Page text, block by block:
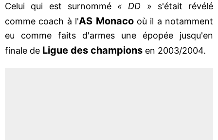
Celui qui est surnommé « DD » s'était révélé
comme coach à l'AS Monacooù il a notamment
eu comme faits d'armes une épopée jusqu'en
finale de Ligue des champions en 2003/2004.